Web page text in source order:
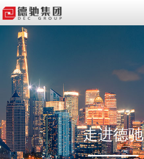
走进德驰